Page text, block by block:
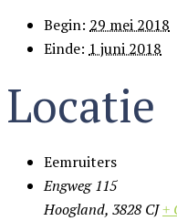
Begin: 29 mei 2018
Einde: 1 juni 2018
Locatie
Eemruiters
Engweg 115
Hoogland, 3828 CJ+